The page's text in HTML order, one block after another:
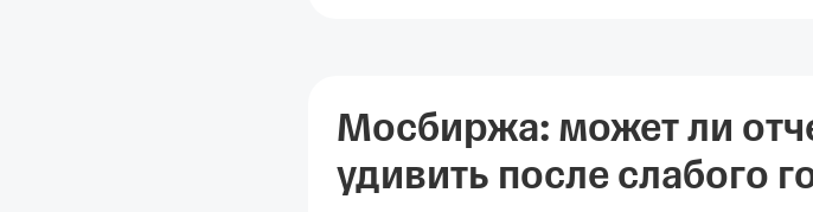
Мосбиржа: может ли
удивить после слабого